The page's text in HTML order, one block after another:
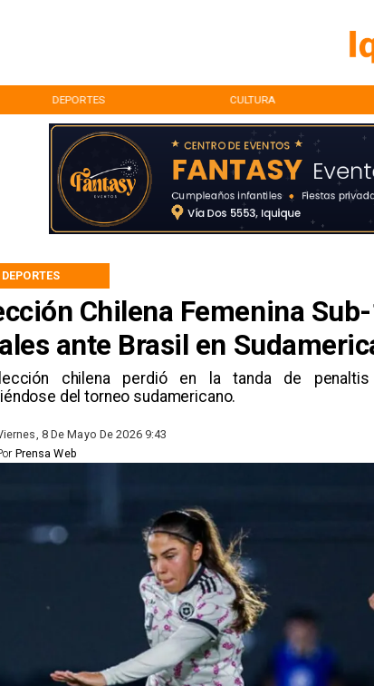
DEPORTES CULTURA
Chilena Femenina
ante Brasil en
chilena perdió en la tanda de penaltis
del torneo sudamericano.
DEPORTES
8 De Mayo De 2026 9:43
Prensa Web